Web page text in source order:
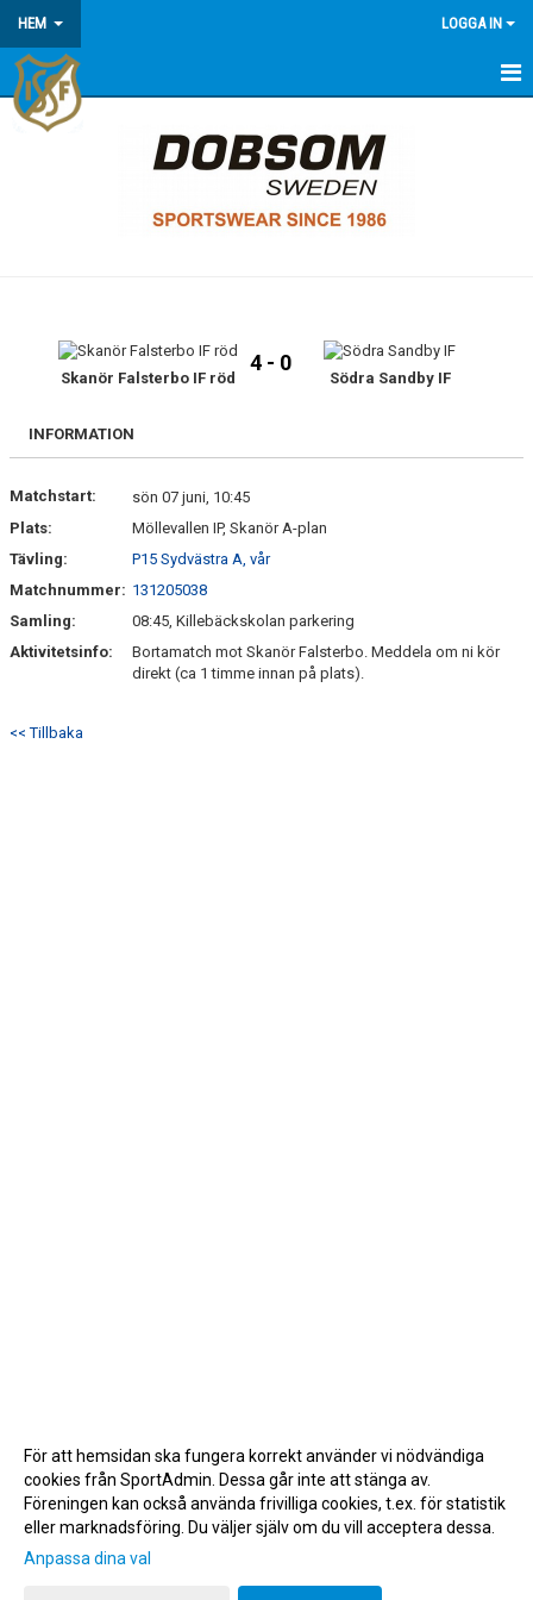
HEM LOGGA IN
HEM
KOMMANDE MATCHER
ÅRSÖVERSIKT
Skanör Falsterbo IF röd
4 - 0
Södra Sandby IF
INFORMATION
Matchstart:
sön 07 juni, 10:45
Plats:
Möllevallen IP, Skanör A-plan
Tävling:
P15 Sydvästra A, vår
Matchnummer: 131205038
Samling:
08:45, Killebäckskolan parkering
Aktivitetsinfo:
Bortamatch mot Skanör Falsterbo. Meddela om ni kör
direkt (ca 1 timme innan på plats).
<< Tillbaka
Gå till Webbversion
För att hemsidan ska fungera korrekt använder vi nödvändiga
cookies från SportAdmin. Dessa går inte att stänga av.
Föreningen kan också använda frivilliga cookies, t.ex. för statistik
eller marknadsföring. Du väljer själv om du vill acceptera dessa.
Anpassa dina val